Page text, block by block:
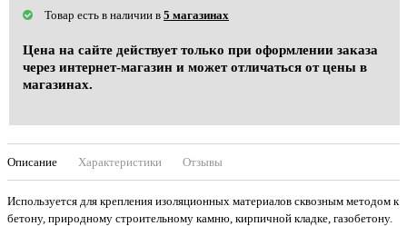
Товар есть в наличии в 5 магазинах
Цена на сайте действует только при оформлении заказа
через интернет-магазин и может отличаться от цены в
магазинах.
Описание Характеристики Отзывы
Используется для крепления изоляционных материалов сквозным методом к
бетону, природному строительному камню, кирпичной кладке, газобетону.